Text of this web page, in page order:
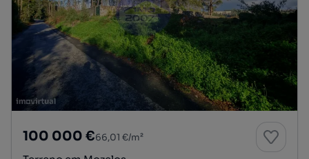
100 000 €66,01 €/m²